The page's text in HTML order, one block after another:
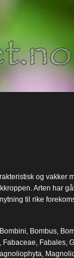
og vakker
Arten har
til rike
Bombini Bombus,
Fabaceae Fabales,